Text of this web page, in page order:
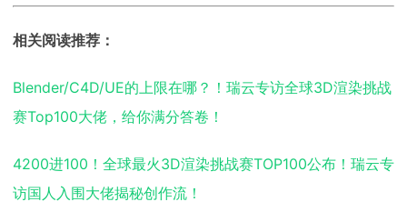
相关阅读推荐：
Blender/C4D/UE的上限在哪？！瑞云专访全球3D渲染挑战
赛Top100大佬，给你满分答卷！
4200进100！全球最火3D渲染挑战赛TOP100公布！瑞云专
访国人入围大佬揭秘创作流！